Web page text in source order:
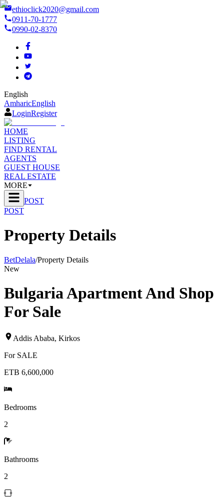
ethioclick2020@gmail.com
0911-70-1777
0990-02-8370
English
AmharicEnglish
LoginRegister
HOME
LISTING
FIND RENTAL
AGENTS
GUEST HOUSE
REAL ESTATE
MORE
POST
POST
Property Details
BetDelala/Property Details
New
Bulgaria Apartment And Shop
For Sale
Addis Ababa, Kirkos
For SALE
ETB 6,600,000
Bedrooms
2
Bathrooms
2